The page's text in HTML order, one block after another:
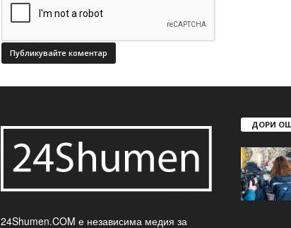
24Shumen.COM е независима медия за
ДОРИ